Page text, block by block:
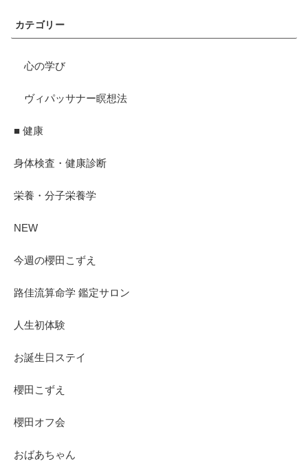
カテゴリー
心の学び
ヴィパッサナー瞑想法
■ 健康
身体検査・健康診断
栄養・分子栄養学
NEW
今週の櫻田こずえ
路佳流算命学 鑑定サロン
人生初体験
お誕生日ステイ
櫻田こずえ
櫻田オフ会
おばあちゃん